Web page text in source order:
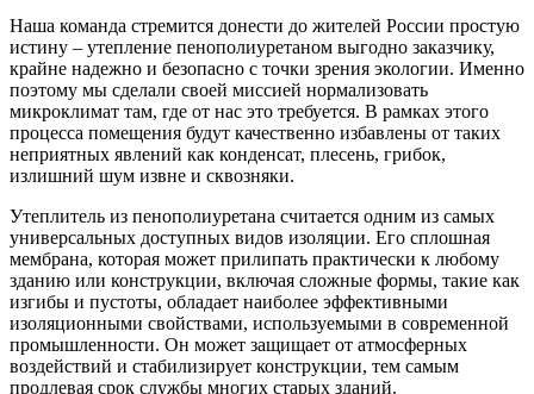
Наша команда стремится донести до жителей России простую
истину – утепление пенополиуретаном выгодно заказчику,
крайне надежно и безопасно с точки зрения экологии. Именно
поэтому мы сделали своей миссией нормализовать
микроклимат там, где от нас это требуется. В рамках этого
процесса помещения будут качественно избавлены от таких
неприятных явлений как конденсат, плесень, грибок,
излишний шум извне и сквозняки.
Утеплитель из пенополиуретана считается одним из самых
универсальных доступных видов изоляции. Его сплошная
мембрана, которая может прилипать практически к любому
зданию или конструкции, включая сложные формы, такие как
изгибы и пустоты, обладает наиболее эффективными
изоляционными свойствами, используемыми в современной
промышленности. Он может защищает от атмосферных
воздействий и стабилизирует конструкции, тем самым
продлевая срок службы многих старых зданий.